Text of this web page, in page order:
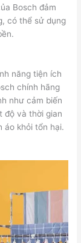
Bosch đảm
có thể sử dụng
năng tiện ích
chính hãng
như cảm biến
độ và thời gian
áo khỏi tổn hại.